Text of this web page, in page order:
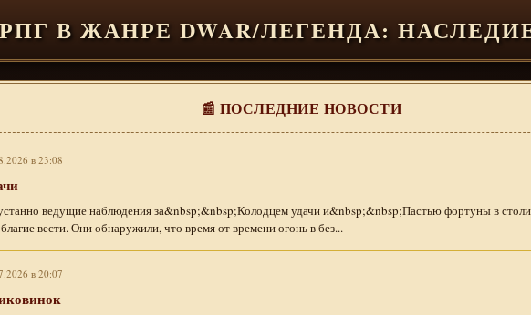
В ЖАНРЕ DWAR/ЛЕГЕНДА:
📰 ПОСЛЕДНИЕ НОВОСТИ
в 23:08
ведущие наблюдения за&nbsp;&nbsp;Колодцем удачи и&nbsp;&nbsp;Пастью фортуны в
вести. Они обнаружили, что время от времени огонь в без...
в 20:07